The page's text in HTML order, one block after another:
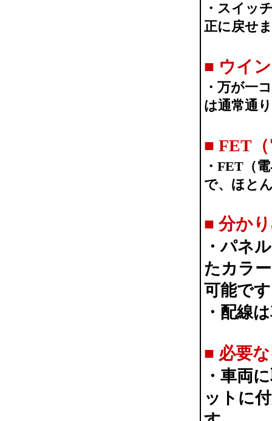
・スイッ
正に戻せ
■ ウイ
・万が一
は通常通
■ FET
・FET（
で、ほと
■ 分か
・パネ
たカラ
可能で
・配線
■ 必要
・車両
ットに